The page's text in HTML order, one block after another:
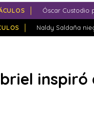
Óscar Custodio
Naldy Saldaña